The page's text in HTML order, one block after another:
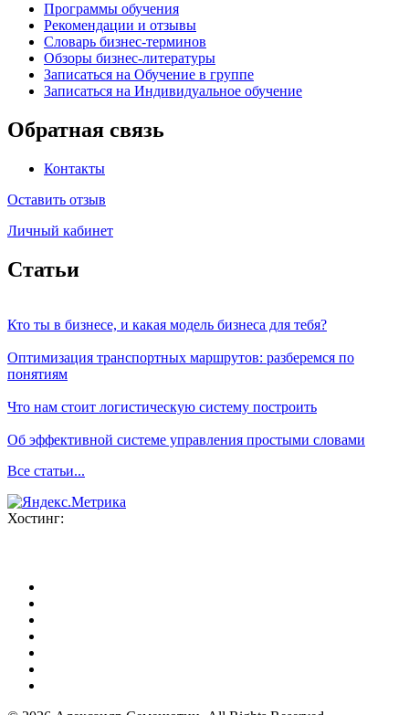
Программы обучения
Рекомендации и отзывы
Словарь бизнес-терминов
Обзоры бизнес-литературы
Записаться на Обучение в группе
Записаться на Индивидуальное обучение
Обратная связь
Контакты
Оставить отзыв
Личный кабинет
Статьи
Кто ты в бизнесе, и какая модель бизнеса для тебя?
Оптимизация транспортных маршрутов: разберемся по
понятиям
Что нам стоит логистическую систему построить
Об эффективной системе управления простыми словами
Все статьи...
Хостинг: